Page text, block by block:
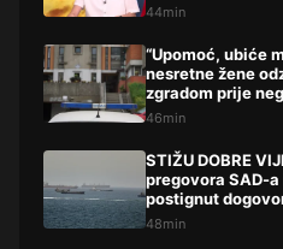
44min
“Upomoć, ubiće
nesretne žene
zgradom prije
život oduzeo sin
46min
STIŽU DOBRE
pregovora SAD-a
postignut
potezu
48min